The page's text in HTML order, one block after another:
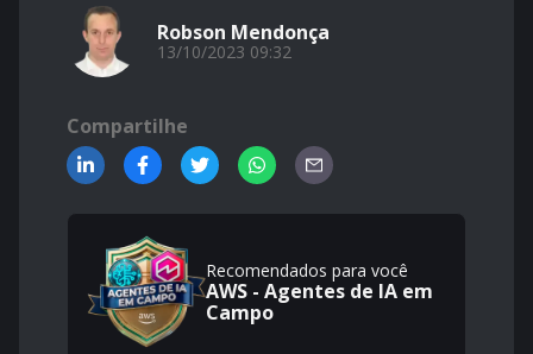
Robson Mendonça
13/10/2023 09:32
Compartilhe
Recomendados para você
AWS - Agentes de IA em
Campo